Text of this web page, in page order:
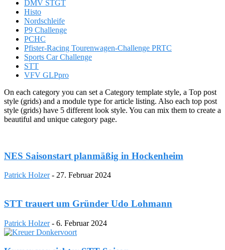
DMV STGT
Histo
Nordschleife
P9 Challenge
PCHC
Pfister-Racing Tourenwagen-Challenge PRTC
Sports Car Challenge
STT
VFV GLPpro
On each category you can set a Category template style, a Top post
style (grids) and a module type for article listing. Also each top post
style (grids) have 5 different look style. You can mix them to create a
beautiful and unique category page.
NES Saisonstart planmäßig in Hockenheim
Patrick Holzer - 27. Februar 2024
STT trauert um Gründer Udo Lohmann
Patrick Holzer - 6. Februar 2024